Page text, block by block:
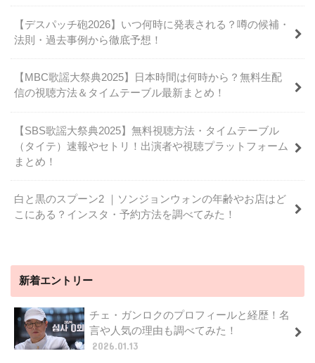
【デスパッチ砲2026】いつ何時に発表される？噂の候補・
法則・過去事例から徹底予想！
【MBC歌謡大祭典2025】日本時間は何時から？無料生配
信の視聴方法＆タイムテーブル最新まとめ！
【SBS歌謡大祭典2025】無料視聴方法・タイムテーブル
（タイテ）速報やセトリ！出演者や視聴プラットフォーム
まとめ！
白と黒のスプーン2 ｜ソンジョンウォンの年齢やお店はど
こにある？インスタ・予約方法を調べてみた！
新着エントリー
チェ・ガンロクのプロフィールと経歴！名
言や人気の理由も調べてみた！
2026.01.13